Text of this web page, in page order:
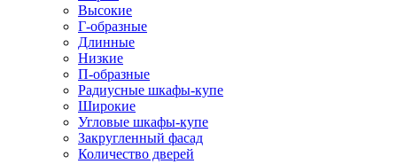
Высокие
Г-образные
Длинные
Низкие
П-образные
Радиусные шкафы-купе
Широкие
Угловые шкафы-купе
Закругленный фасад
Количество дверей